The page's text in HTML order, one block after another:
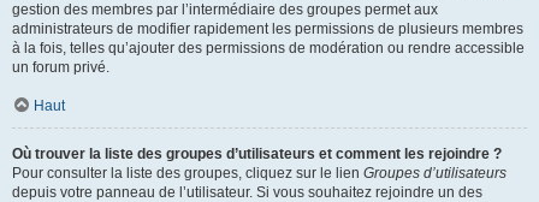
gestion des membres par l’intermédiaire des groupes permet aux
administrateurs de modifier rapidement les permissions de plusieurs membres
à la fois, telles qu’ajouter des permissions de modération ou rendre accessible
un forum privé.
Haut
Où trouver la liste des groupes d’utilisateurs et comment les rejoindre ?
Pour consulter la liste des groupes, cliquez sur le lien Groupes d’utilisateurs
depuis votre panneau de l’utilisateur. Si vous souhaitez rejoindre un des